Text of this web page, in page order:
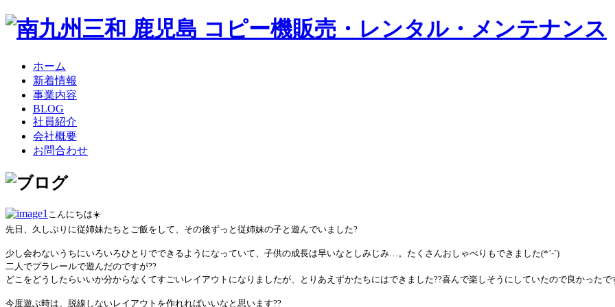
ホーム
新着情報
事業内容
BLOG
社員紹介
会社概要
お問合わせ
こんにちは☀️
先日、久しぶりに従姉妹たちとご飯をして、その後ずっと従姉妹の子と遊んでいました?
少し会わないうちにいろいろひとりでできるようになっていて、子供の成長は早いなとしみじみ…。たくさんおしゃべりもできました(*´-`)
二人でプラレールで遊んだのですが??
どこをどうしたらいいか分からなくてすごいレイアウトになりましたが、とりあえずかたちにはできました??喜んで楽しそうにしていたので良かった
今度遊ぶ時は、脱線しないレイアウトを作れればいいなと思います??